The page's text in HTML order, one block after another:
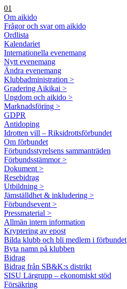
01
Om aikido
Frågor och svar om aikido
Ordlista
Kalendariet
Internationella evenemang
Nytt evenemang
Ändra evenemang
Klubbadministration >
Gradering Aikikai >
Ungdom och aikido >
Marknadsföring >
GDPR
Antidoping
Idrotten vill – Riksidrottsförbundet
Om förbundet
Förbundsstyrelsens sammanträden
Förbundsstämmor >
Dokument >
Resebidrag
Utbildning >
Jämställdhet & inkludering >
Förbundsevent >
Pressmaterial >
Allmän intern information
Kryptering av epost
Bilda klubb och bli medlem i förbundet
Byta namn på klubben
Bidrag
Bidrag från SB&K:s distrikt
SISU Lärgrupp – ekonomiskt stöd
Försäkring